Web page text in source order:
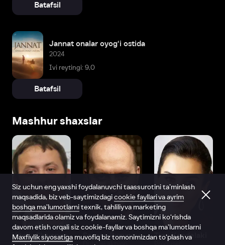
Batafsil
Jannat onalar oyog‘i ostida
2024
Ivi reytingi: 9,0
Batafsil
Mashhur shaxslar
Vitaliy Shlyappo Sergey Burunov Tina Kandelaki
Siz uchun eng yaxshi foydalanuvchi taassurotini ta’minlash
maqsadida, biz veb-saytimizdagicookie fayllari va ayrim
boshqa ma’lumotlarnitexnik, tahliliy va marketing
maqsadlarida olamiz va foydalanamiz. Saytimizni ko‘rishda
davom etish orqali siz cookie-fayllar va boshqa ma’lumotlarni
Maxfiylik siyosatiga muvofiq biz tomonimizdan to‘plash va